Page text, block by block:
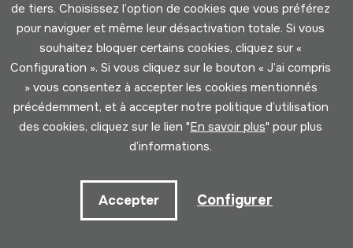
Vitoria. Las Riberas Alta y Baja del
Zadorra y el Oriente de Lantarón;
de tiers. Choisissez l’option de cookies que vous préférez
pour naviguer et même leur désactivation totale. Si vous
souhaitez bloquer certains cookies, cliquez sur «
Configuration ». Si vous cliquez sur le bouton « J’ai compris
» vous consentez à accepter les cookies mentionnés
précédemment, et à accepter notre politique d’utilisation
des cookies, cliquez sur le lien "En savoir plus" pour plus
d’informations.
Accepter Configurer